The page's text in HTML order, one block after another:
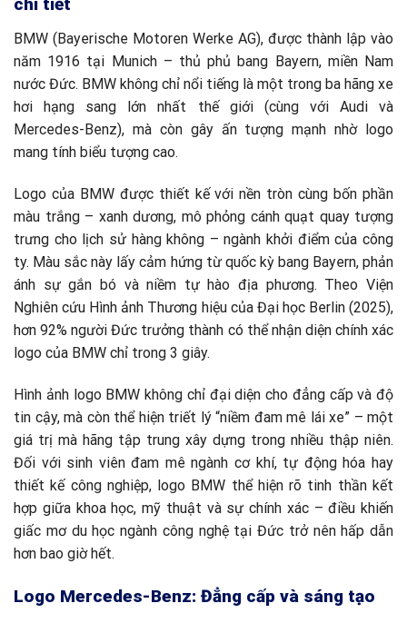
chi tiết
BMW (Bayerische Motoren Werke AG), được thành lập vào
năm 1916 tại Munich – thủ phủ bang Bayern, miền Nam
nước Đức. BMW không chỉ nổi tiếng là một trong ba hãng xe
hơi hạng sang lớn nhất thế giới (cùng với Audi và
Mercedes-Benz), mà còn gây ấn tượng mạnh nhờ logo
mang tính biểu tượng cao.
Logo của BMW được thiết kế với nền tròn cùng bốn phần
màu trắng – xanh dương, mô phỏng cánh quạt quay tượng
trưng cho lịch sử hàng không – ngành khởi điểm của công
ty. Màu sắc này lấy cảm hứng từ quốc kỳ bang Bayern, phản
ánh sự gắn bó và niềm tự hào địa phương. Theo Viện
Nghiên cứu Hình ảnh Thương hiệu của Đại học Berlin (2025),
hơn 92% người Đức trưởng thành có thể nhận diện chính xác
logo của BMW chỉ trong 3 giây.
Hình ảnh logo BMW không chỉ đại diện cho đẳng cấp và độ
tin cậy, mà còn thể hiện triết lý “niềm đam mê lái xe” – một
giá trị mà hãng tập trung xây dựng trong nhiều thập niên.
Đối với sinh viên đam mê ngành cơ khí, tự động hóa hay
thiết kế công nghiệp, logo BMW thể hiện rõ tinh thần kết
hợp giữa khoa học, mỹ thuật và sự chính xác – điều khiến
giấc mơ du học ngành công nghệ tại Đức trở nên hấp dẫn
hơn bao giờ hết.
Logo Mercedes-Benz: Đẳng cấp và sáng tạo